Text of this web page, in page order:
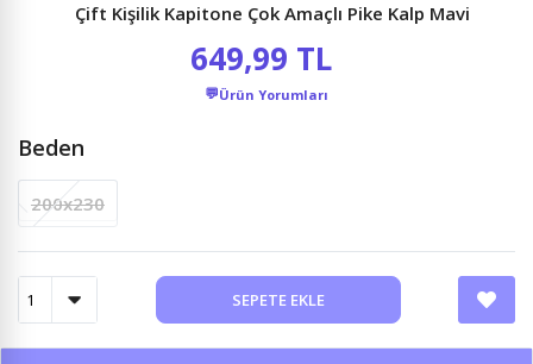
Çift Kişilik Kapitone Çok Amaçlı Pike Kalp Mavi
649,99 TL
💬Ürün Yorumları
Beden
200x230
SEPETE EKLE